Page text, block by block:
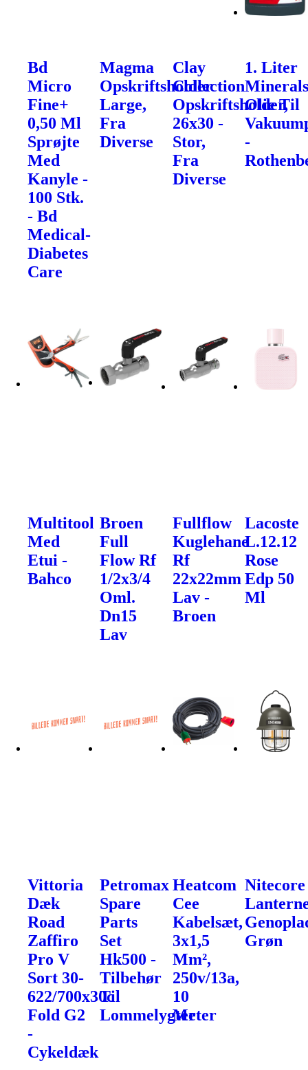
Bd
Micro
Fine+
0,50 Ml
Sprøjte
Med
Kanyle -
100 Stk.
- Bd
Medical-
Diabetes
Care
Magma
Opskriftsholder
Large,
Fra
Diverse
Clay
Collection
Opskriftsholder,
26x30 -
Stor,
Fra
Diverse
1. Liter
Olie Til
-
Multitool
Med
Etui -
Bahco
Broen
Full
Flow Rf
1/2x3/4
Oml.
Dn15
Lav
Fullflow
Kuglehane
Rf
22x22mm
Lav -
Broen
Lacoste
L.12.12
Rose
Edp 50
Ml
Vittoria
Dæk
Road
Zaffiro
Pro V
Sort 30-
622/700x30c
Fold G2
-
Cykeldæk
Petromax
Spare
Parts
Set
Hk500 -
Tilbehør
Til
Lommelygter
Heatcom
Cee
Kabelsæt,
3x1,5
Mm²,
250v/13a,
10
Meter
Nitecore
Grøn